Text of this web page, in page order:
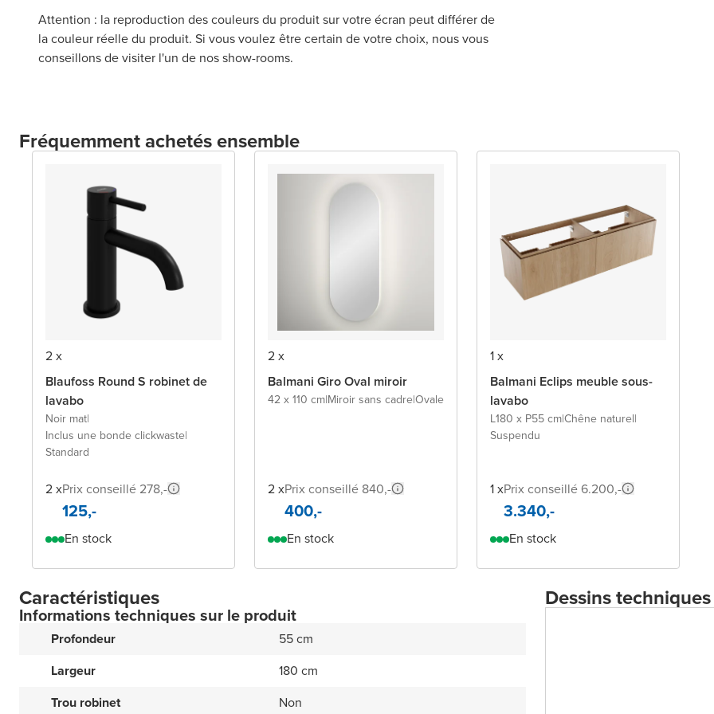
Attention : la reproduction des couleurs du produit sur votre écran peut différer de
la couleur réelle du produit. Si vous voulez être certain de votre choix, nous vous
conseillons de visiter l'un de nos show-rooms.
Fréquemment achetés ensemble
2 x
Blaufoss Round S robinet de
lavabo
Noir mat|
Inclus une bonde clickwaste|
Standard
2 xPrix conseillé 278,-
125,-
En stock
2 x
Balmani Giro Oval miroir
42 x 110 cm|Miroir sans cadre|Ovale
2 xPrix conseillé 840,-
400,-
En stock
1 x
Balmani Eclips meuble sous-
lavabo
L180 x P55 cm|Chêne naturel|
Suspendu
1 xPrix conseillé 6.200,-
3.340,-
En stock
Caractéristiques
Informations techniques sur le produit
Profondeur
55 cm
Largeur
180 cm
Trou robinet
Non
Dessins techniques